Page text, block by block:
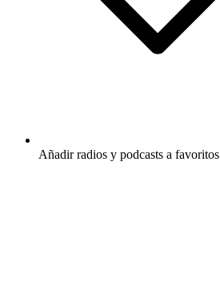
Añadir radios y podcasts a favoritos